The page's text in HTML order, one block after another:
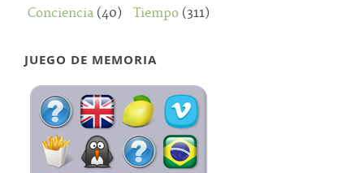
Conciencia (40) Tiempo (311)
JUEGO DE MEMORIA